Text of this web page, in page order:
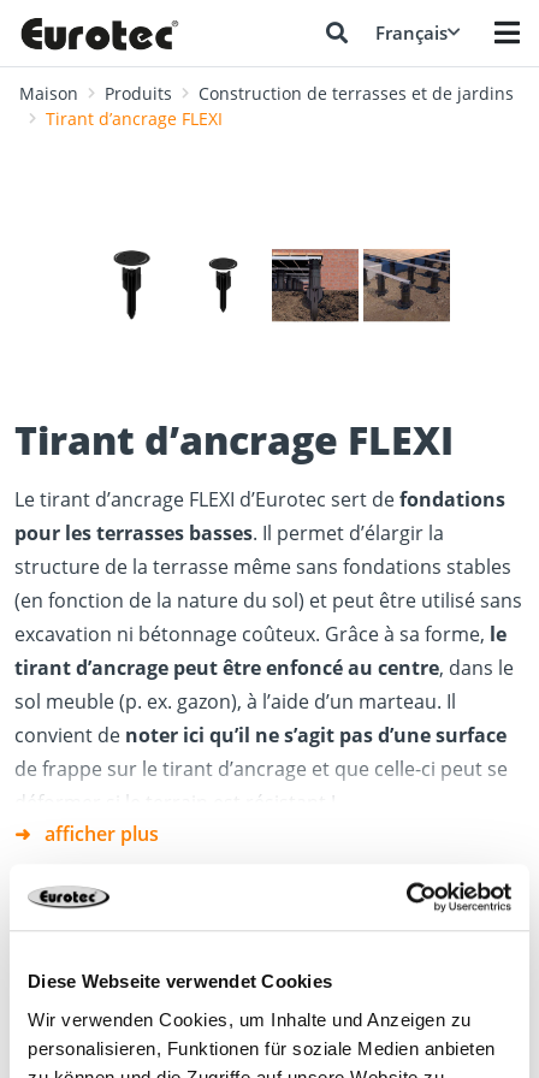
Diese Webseite verwendet Cookies
Wir verwenden Cookies, um Inhalte und Anzeigen zu
personalisieren, Funktionen für soziale Medien anbieten
Français
Maison Produits
Construction de terrasses et de jardins
Tirant d’ancrage FLEXI
Tirant d’ancrage FLEXI
Le tirant d’ancrage FLEXI d’Eurotec sert defondations
pour les terrasses basses. Il permet d’élargir la
structure de la terrasse même sans fondations stables
(en fonction de la nature du sol) et peut être utilisé sans
excavation ni bétonnage coûteux. Grâce à sa forme, le
tirant d’ancrage peut être enfoncé au centre, dans le
sol meuble (p. ex. gazon), à l’aide d’un marteau. Il
convient de noter ici qu’il ne s’agit pas d’une surface
de frappe sur le tirant d’ancrage et que celle-ci peut se
déformer si le terrain est résistant !
On fixe ensuite un pied de réglage sur le tirant
ainsi que la structure de recouvrement.
De cette façon,
on réduit le risque d’affaissement des pieds de
réglage dans le support.
pieds de réglage de la gamme Profi-Line.
Avantages
afficher plus
Fiche de données